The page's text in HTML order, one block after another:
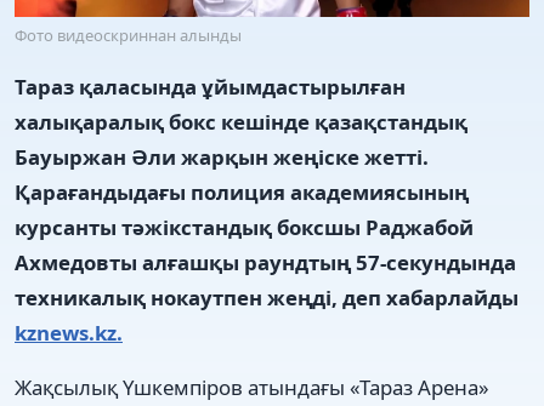
Фото видеоскриннан алынды
Тараз қаласында ұйымдастырылған
халықаралық бокс кешінде қазақстандық
Бауыржан Әли жарқын жеңіске жетті.
Қарағандыдағы полиция академиясының
курсанты тәжікстандық боксшы Раджабой
Ахмедовты алғашқы раундтың 57-секундында
техникалық нокаутпен жеңді, деп хабарлайды
kznews.kz.
Жақсылық Үшкемпіров атындағы «Тараз Арена»